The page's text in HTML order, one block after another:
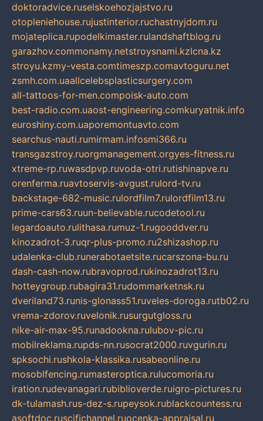
doktoradvice.ruselskoehozjajstvo.ru
otopleniehouse.rujustinterior.ruchastnyjdom.ru
mojateplica.rupodelkimaster.rulandshaftblog.ru
garazhov.commonamy.netstroysnami.kzlcna.kz
stroyu.kzmy-vesta.comtimeszp.comavtoguru.net
zsmh.com.uaallcelebsplasticsurgery.com
all-tattoos-for-men.compoisk-auto.com
best-radio.com.uaost-engineering.comkuryatnik.info
euroshiny.com.uaporemontuavto.com
searchus-nauti.rumirmam.infosmi366.ru
transgazstroy.ruorgmanagement.orgyes-fitness.ru
xtreme-rp.ruwasdpvp.ruvoda-otri.rutishinapve.ru
orenferma.ruavtoservis-avgust.rulord-tv.ru
backstage-682-music.rulordfilm7.rulordfilm13.ru
prime-cars63.ruun-believable.rucodetool.ru
legardoauto.rulithasa.rumuz-1.rugooddver.ru
kinozadrot-3.ruqr-plus-promo.ru2shizashop.ru
udalenka-club.runerabotaetsite.rucarszona-bu.ru
dash-cash-now.rubravoprod.rukinozadrot13.ru
hotteygroup.rubagira31.rudommarketnsk.ru
dveriland73.runis-glonass51.ruveles-doroga.rutb02.ru
vrema-zdorov.ruvelonik.rusurgutgloss.ru
nike-air-max-95.runadookna.rulubov-pic.ru
mobilreklama.rupds-nn.rusocrat2000.ruvgurin.ru
spksochi.rushkola-klassika.rusabeonline.ru
mosoblfencing.rumasteroptica.rulucomoria.ru
iration.rudevanagari.rubiblioverde.ruigro-pictures.ru
dk-tulamash.rus-dez-s.rupeysok.rublackcountess.ru
asoftdoc.ruscifichannel.ruocenka-appraisal.ru